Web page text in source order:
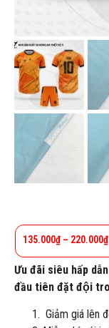
135.000₫ – 220.000₫
Ưu đãi siêu hấp
đầu tiên đặt đội
Giảm giá lên